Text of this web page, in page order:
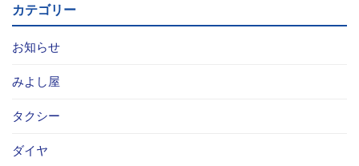
カテゴリー
お知らせ
みよし屋
タクシー
ダイヤ